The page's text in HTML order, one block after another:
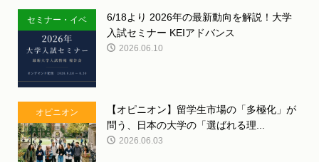
セミナー・イベ
ント
6/18より 2026年の最新動向を解説！大学
入試セミナー KEIアドバンス
2026.06.10
オピニオン
【オピニオン】留学生市場の「多極化」が
問う、日本の大学の「選ばれる理...
2026.06.03